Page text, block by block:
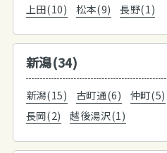
上田(10) 松本(9) 長野(1)
新潟(34)
新潟(15) 古町通(6) 仲町(5)
長岡(2)
越後湯沢(1)